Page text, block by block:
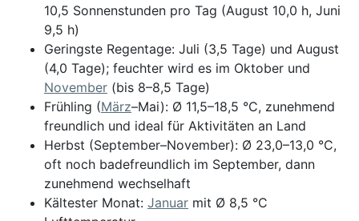
10,5 Sonnenstunden pro Tag (August 10,0 h, Juni
9,5 h)
Geringste Regentage: Juli (3,5 Tage) und August
(4,0 Tage); feuchter wird es im Oktober und
November (bis 8–8,5 Tage)
Frühling (März–Mai): Ø 11,5–18,5 °C, zunehmend
freundlich und ideal für Aktivitäten an Land
Herbst (September–November): Ø 23,0–13,0 °C,
oft noch badefreundlich im September, dann
zunehmend wechselhaft
Kältester Monat: Januar mit Ø 8,5 °C